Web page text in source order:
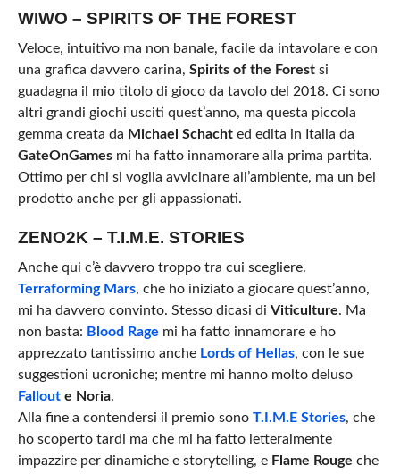
WIWO – SPIRITS OF THE FOREST
Veloce, intuitivo ma non banale, facile da intavolare e con
una grafica davvero carina, Spirits of the Forestsi
guadagna il mio titolo di gioco da tavolo del 2018. Ci sono
altri grandi giochi usciti quest’anno, ma questa piccola
gemma creata da Michael Schachted edita in Italia da
GateOnGamesmi ha fatto innamorare alla prima partita.
Ottimo per chi si voglia avvicinare all’ambiente, ma un bel
prodotto anche per gli appassionati.
ZENO2K – T.I.M.E. STORIES
Anche qui c’è davvero troppo tra cui scegliere.
Terraforming Mars, che ho iniziato a giocare quest’anno,
mi ha davvero convinto. Stesso dicasi di Viticulture. Ma
non basta: Blood Rage mi ha fatto innamorare e ho
apprezzato tantissimo anche Lords of Hellas, con le sue
suggestioni ucroniche; mentre mi hanno molto deluso
Falloute Noria.
Alla fine a contendersi il premio sono T.I.M.E Stories, che
ho scoperto tardi ma che mi ha fatto letteralmente
impazzire per dinamiche e storytelling, e Flame Rouge che